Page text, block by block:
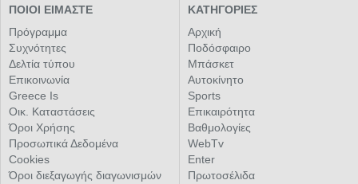
ΠΟΙΟΙ ΕΙΜΑΣΤΕ
Πρόγραμμα
Συχνότητες
Δελτία τύπου
Επικοινωνία
Greece Is
Οικ. Καταστάσεις
Όροι Χρήσης
Προσωπικά Δεδομένα
Cookies
Όροι διεξαγωγής διαγωνισμών
ΚΑΤΗΓΟΡΙΕΣ
Αρχική
Ποδόσφαιρο
Μπάσκετ
Αυτοκίνητο
Sports
Επικαιρότητα
Βαθμολογίες
WebTv
Enter
Πρωτοσέλιδα